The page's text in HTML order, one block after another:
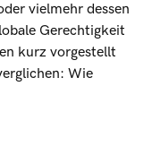
vielmehr dessen
Gerechtigkeit
kurz vorgestellt
Wie